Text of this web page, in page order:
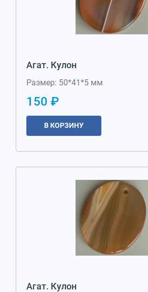
Агат. Кулон
Размер: 50*41*5 мм
150 ₽
В КОРЗИНУ
Агат. Кулон